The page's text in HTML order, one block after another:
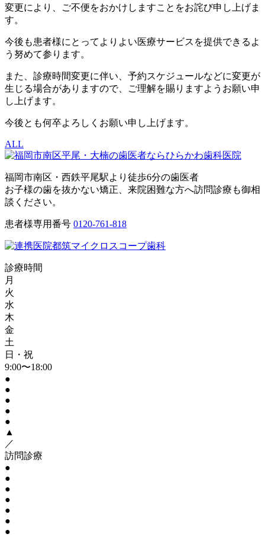
変更により、ご不便をおかけしますことをお詫び申し上げま
す。
今後も患者様にとってよりよい医療サービスを提供できるよ
う努めて参ります。
また、診療時間変更に伴い、予約スケジュールなどに変更が
生じる場合がありますので、ご理解を賜りますようお願い申
し上げます。
今後とも何卒よろしくお願い申し上げます。
ALL
福岡市南区・西鉄平尾駅より徒歩6分の歯医者
お子様の歯を抜かない矯正、来院困難な方へ訪問診療も御相
談ください。
患者様専用番号 0120-761-818
診療時間
月
火
水
木
金
土
日・祝
9:00〜18:00
●
●
●
●
●
▲
／
訪問診療
●
●
●
●
●
●
●